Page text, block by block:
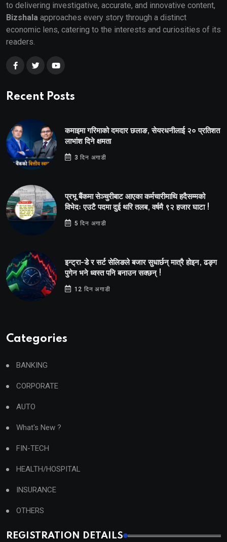
to delivering investigative, accurate, and innovative content,
Bizshala approaches every story through a distinct
economic lens, catering to the interests and curiosities of its
readers.
Recent Posts
कमाइमा गरिमाको दमदार छलाङ, सेयरधनीलाई २० प्रतिशत
लाभांश दिने क्षमता
3 दिन अगाडी
प्रभू बैंकमा सेञ्चुरीबाट आएका कर्मचारीमाथि हदैसम्मको
विभेदः एउटै पदमा दुई थरि तलब, वर्षमै ९२ हजार घाटा !
5 दिन अगाडी
इन्ट्रा-डे र सर्ट सेलिङले बजार सुधार्छन् मात्रै होइन, ढङ्ग
पुगेन भने ध्वस्त पनि बनाउन सक्छन् !
12 दिन अगाडी
Categories
BANKING
CORPORATE
AUTO
What's New ?
FIN-TECH
HEALTH/HOSPITAL
INSURANCE
OTHERS
REGISTRATION DETAILS